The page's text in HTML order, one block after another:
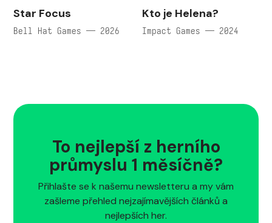
Star Focus
Bell Hat Games — 2026
Kto je Helena?
Impact Games — 2024
To nejlepší z herního
průmyslu 1 měsíčně?
Přihlašte se k našemu newsletteru a my vám
zašleme přehled nejzajímavějších článků a
nejlepších her.